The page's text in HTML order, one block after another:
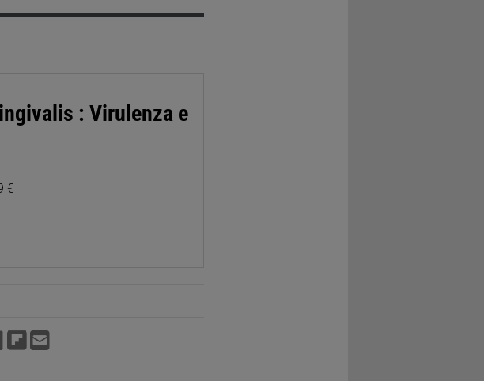
: Virulenza e
€